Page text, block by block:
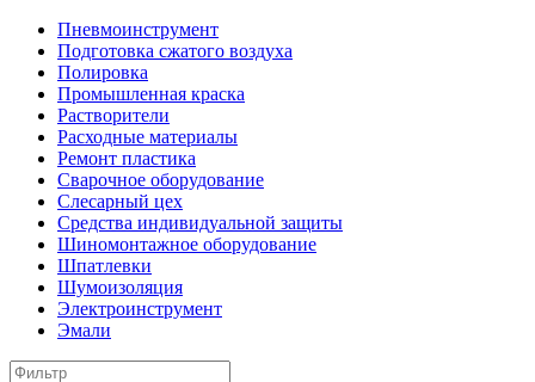
Пневмоинструмент
Подготовка сжатого воздуха
Полировка
Промышленная краска
Растворители
Расходные материалы
Ремонт пластика
Сварочное оборудование
Слесарный цех
Средства индивидуальной защиты
Шиномонтажное оборудование
Шпатлевки
Шумоизоляция
Электроинструмент
Эмали